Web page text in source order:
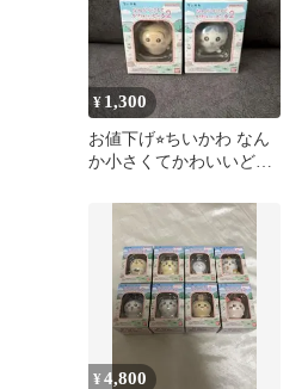
¥ 1,300
お値下げ⭐︎ちいかわ なん
か小さくてかわいいどー
セット
¥4,800